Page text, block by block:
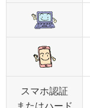
スマホ認証
またはハード